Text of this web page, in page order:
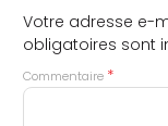
Votre adresse e-
obligatoires sont
Commentaire *